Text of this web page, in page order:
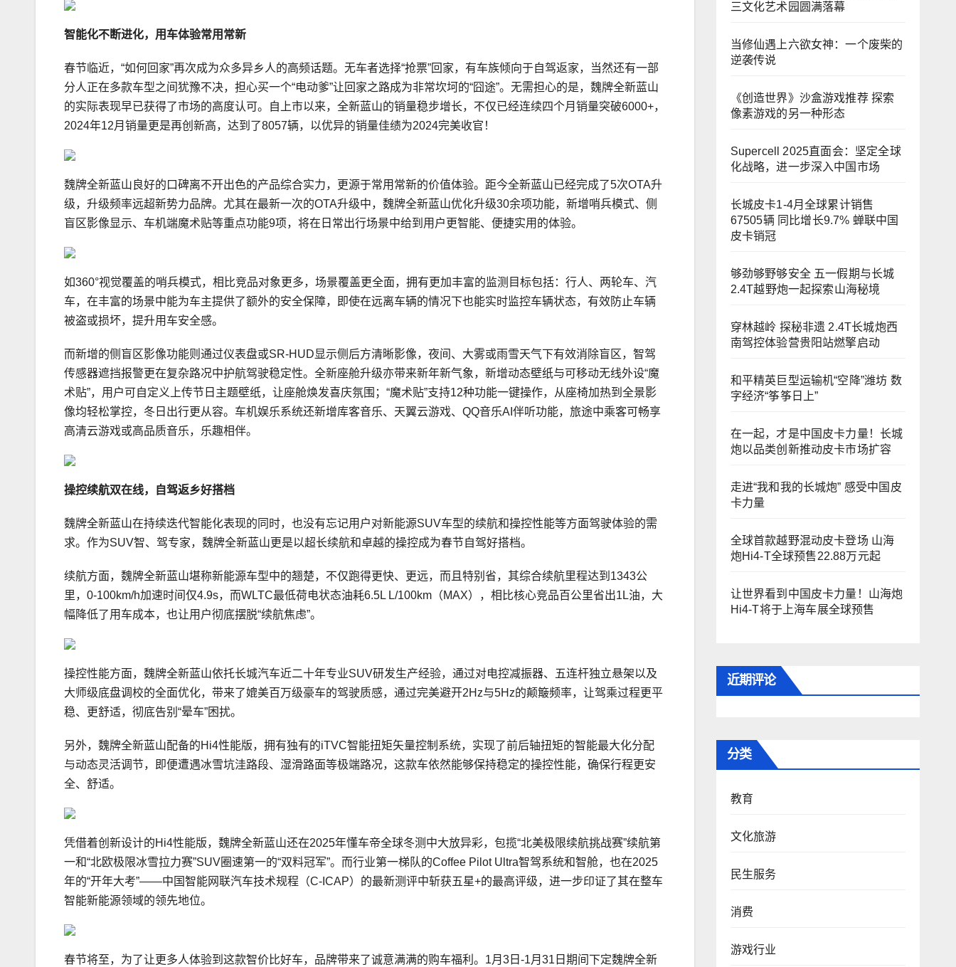
智能化不断进化，用车体验常用常新
春节临近，“如何回家”再次成为众多异乡人的高频话题。无车者选择“抢票”回家，有车族倾向于自驾返家，当然还有一部
分人正在多款车型之间犹豫不决，担心买一个“电动爹”让回家之路成为非常坎坷的“囧途”。无需担心的是，魏牌全新蓝山
的实际表现早已获得了市场的高度认可。自上市以来，全新蓝山的销量稳步增长，不仅已经连续四个月销量突破6000+，
2024年12月销量更是再创新高，达到了8057辆，以优异的销量佳绩为2024完美收官！
魏牌全新蓝山良好的口碑离不开出色的产品综合实力，更源于常用常新的价值体验。距今全新蓝山已经完成了5次OTA升
级，升级频率远超新势力品牌。尤其在最新一次的OTA升级中，魏牌全新蓝山优化升级30余项功能，新增哨兵模式、侧
盲区影像显示、车机端魔术贴等重点功能9项，将在日常出行场景中给到用户更智能、便捷实用的体验。
如360°视觉覆盖的哨兵模式，相比竞品对象更多，场景覆盖更全面，拥有更加丰富的监测目标包括：行人、两轮车、汽
车，在丰富的场景中能为车主提供了额外的安全保障，即使在远离车辆的情况下也能实时监控车辆状态，有效防止车辆
被盗或损坏，提升用车安全感。
而新增的侧盲区影像功能则通过仪表盘或SR-HUD显示侧后方清晰影像，夜间、大雾或雨雪天气下有效消除盲区，智驾
传感器遮挡报警更在复杂路况中护航驾驶稳定性。全新座舱升级亦带来新年新气象，新增动态壁纸与可移动无线外设“魔
术贴”，用户可自定义上传节日主题壁纸，让座舱焕发喜庆氛围；“魔术贴”支持12种功能一键操作，从座椅加热到全景影
像均轻松掌控，冬日出行更从容。车机娱乐系统还新增库客音乐、天翼云游戏、QQ音乐AI伴听功能，旅途中乘客可畅享
高清云游戏或高品质音乐，乐趣相伴。
操控续航双在线，自驾返乡好搭档
魏牌全新蓝山在持续迭代智能化表现的同时，也没有忘记用户对新能源SUV车型的续航和操控性能等方面驾驶体验的需
求。作为SUV智、驾专家，魏牌全新蓝山更是以超长续航和卓越的操控成为春节自驾好搭档。
续航方面，魏牌全新蓝山堪称新能源车型中的翘楚，不仅跑得更快、更远，而且特别省，其综合续航里程达到1343公
里，0-100km/h加速时间仅4.9s，而WLTC最低荷电状态油耗6.5L L/100km（MAX），相比核心竞品百公里省出1L油，大
幅降低了用车成本，也让用户彻底摆脱“续航焦虑”。
操控性能方面，魏牌全新蓝山依托长城汽车近二十年专业SUV研发生产经验，通过对电控减振器、五连杆独立悬架以及
大师级底盘调校的全面优化，带来了媲美百万级豪车的驾驶质感，通过完美避开2Hz与5Hz的颠簸频率，让驾乘过程更平
稳、更舒适，彻底告别“晕车”困扰。
另外，魏牌全新蓝山配备的Hi4性能版，拥有独有的iTVC智能扭矩矢量控制系统，实现了前后轴扭矩的智能最大化分配
与动态灵活调节，即便遭遇冰雪坑洼路段、湿滑路面等极端路况，这款车依然能够保持稳定的操控性能，确保行程更安
全、舒适。
凭借着创新设计的Hi4性能版，魏牌全新蓝山还在2025年懂车帝全球冬测中大放异彩，包揽“北美极限续航挑战赛”续航第
一和“北欧极限冰雪拉力赛”SUV圈速第一的“双料冠军”。而行业第一梯队的Coffee Pilot Ultra智驾系统和智舱，也在2025
年的“开年大考”——中国智能网联汽车技术规程（C-ICAP）的最新测评中斩获五星+的最高评级，进一步印证了其在整车
智能新能源领域的领先地位。
春节将至，为了让更多人体验到这款智价比好车，品牌带来了诚意满满的购车福利。1月3日-1月31日期间下定魏牌全新
三文化艺术园圆满落幕
当修仙遇上六欲女神：一个废柴的
逆袭传说
《创造世界》沙盒游戏推荐 探索
像素游戏的另一种形态
Supercell 2025直面会：坚定全球
化战略，进一步深入中国市场
长城皮卡1-4月全球累计销售
67505辆 同比增长9.7% 蝉联中国
皮卡销冠
够劲够野够安全 五一假期与长城
2.4T越野炮一起探索山海秘境
穿林越岭 探秘非遗 2.4T长城炮西
南驾控体验营贵阳站燃擎启动
和平精英巨型运输机“空降”潍坊 数
字经济“筝筝日上”
在一起，才是中国皮卡力量！长城
炮以品类创新推动皮卡市场扩容
走进“我和我的长城炮” 感受中国皮
卡力量
全球首款越野混动皮卡登场 山海
炮Hi4-T全球预售22.88万元起
让世界看到中国皮卡力量！山海炮
Hi4-T将于上海车展全球预售
近期评论
分类
教育
文化旅游
民生服务
消费
游戏行业